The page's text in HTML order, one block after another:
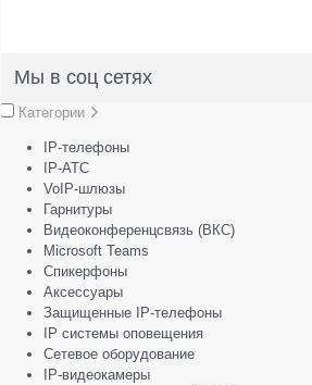
Мы в соц сетях
Категории
IP-телефоны
IP-АТС
VoIP-шлюзы
Гарнитуры
Видеоконференцсвязь (ВКС)
Microsoft Teams
Спикерфоны
Аксессуары
Защищенные IP-телефоны
IP системы оповещения
Сетевое оборудование
IP-видеокамеры